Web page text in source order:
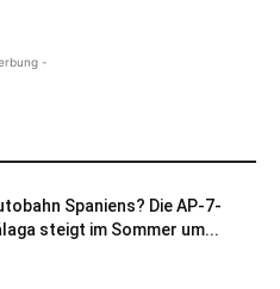
-
Spaniens? Die AP-7-
steigt im Sommer um...